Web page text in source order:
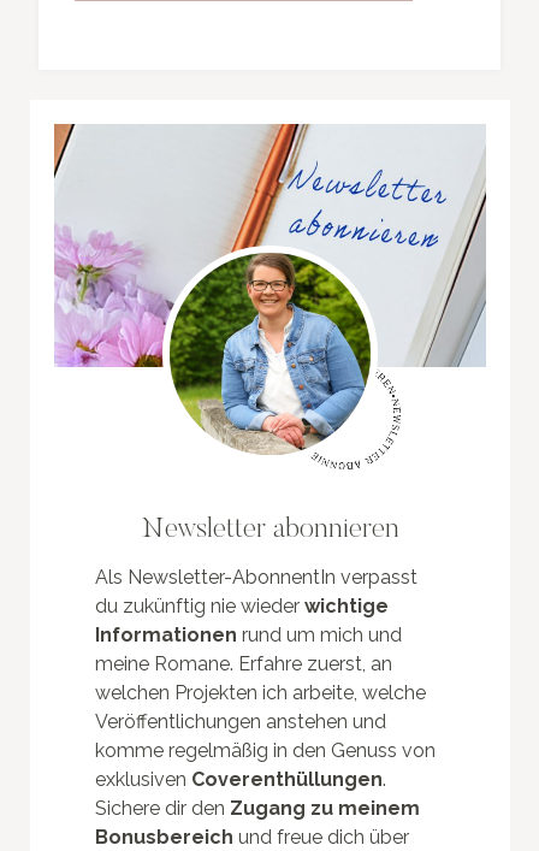
Newsletter abonnieren
Als Newsletter-AbonnentIn verpasst
du zukünftig nie wiederwichtige
Informationen rund um mich und
meine Romane. Erfahre zuerst, an
welchen Projekten ich arbeite, welche
Veröffentlichungen anstehen und
komme regelmäßig in den Genuss von
exklusiven Coverenthüllungen.
Sichere dir den Zugang zu meinem
Bonusbereich und freue dich über